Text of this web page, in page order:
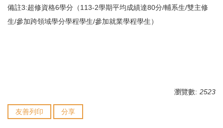
備註3:超修資格6學分（113-2學期平均成績達80分/輔系生/雙主修
生/參加跨領域學分學程學生/參加就業學程學生）
瀏覽數: 2523
友善列印 分享